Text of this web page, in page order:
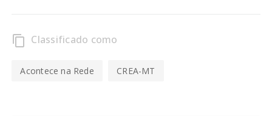
content_copy Classificado como
Acontece na Rede CREA-MT